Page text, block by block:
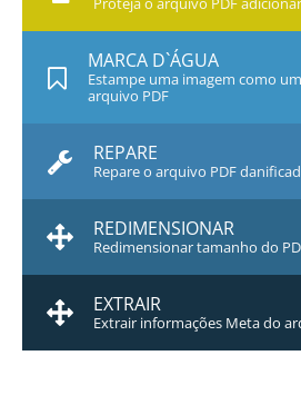
MARCA D`ÁGUA
Estampe uma imagem como
arquivo PDF
REPARE
Repare o arquivo PDF
REDIMENSIONAR
Redimensionar tamanho do
EXTRAIR
Extrair informações Meta do